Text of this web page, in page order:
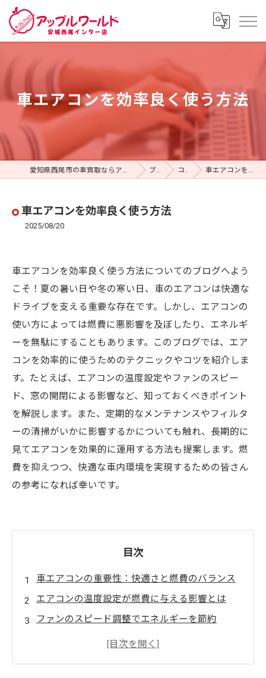
車エアコンを効率良く使う方法
愛知県西尾市の車買取ならアップルワールド 安城西尾インター店 ブログ コラム 車エアコンを効率良く使う方法
車エアコンを効率良く使う方法
2025/08/20
車エアコンを効率良く使う方法についてのブログへよう
こそ！夏の暑い日や冬の寒い日、車のエアコンは快適な
ドライブを支える重要な存在です。しかし、エアコンの
使い方によっては燃費に悪影響を及ぼしたり、エネルギ
ーを無駄にすることもあります。このブログでは、エア
コンを効率的に使うためのテクニックやコツを紹介しま
す。たとえば、エアコンの温度設定やファンのスピー
ド、窓の開閉による影響など、知っておくべきポイント
を解説します。また、定期的なメンテナンスやフィルタ
ーの清掃がいかに影響するかについても触れ、長期的に
見てエアコンを効果的に運用する方法も提案します。燃
費を抑えつつ、快適な車内環境を実現するための皆さん
の参考になれば幸いです。
目次
車エアコンの重要性：快適さと燃費のバランス
エアコンの温度設定が燃費に与える影響とは
ファンのスピード調整でエネルギーを節約
窓の開閉がエアコンの効率に与える意外な影響